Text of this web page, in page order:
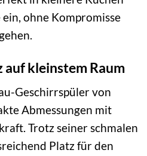
ohne Kompromisse
kleinstem Raum
Geschirrspüler von
Abmessungen mit
Trotz seiner schmalen
Platz für den